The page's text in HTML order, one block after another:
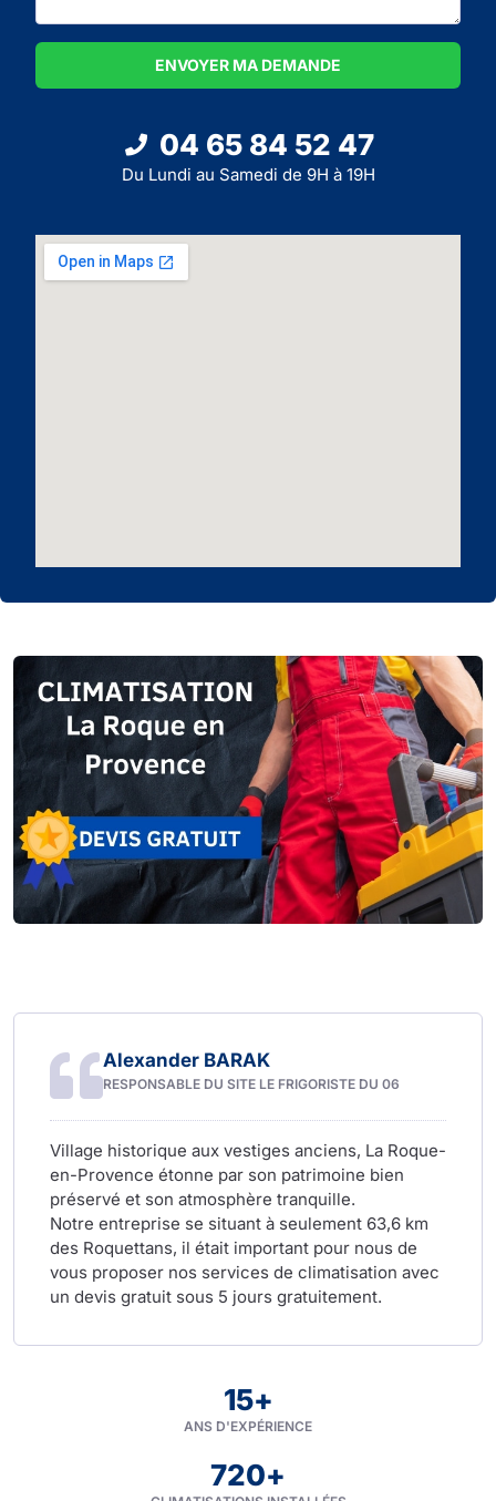
Alexander BARAK
RESPONSABLE DU SITE LE FRIGORISTE DU 06
Village historique aux vestiges anciens, La Roque-
en-Provence étonne par son patrimoine bien
préservé et son atmosphère tranquille.
Notre entreprise se situant à seulement 63,6 km
des Roquettans, il était important pour nous de
vous proposer nos services de climatisation avec
un devis gratuit sous 5 jours gratuitement.
ANS D'EXPÉRIENCE
15+
720+
ENVOYER MA DEMANDE
04 65 84 52 47
Du Lundi au Samedi de 9H à 19H